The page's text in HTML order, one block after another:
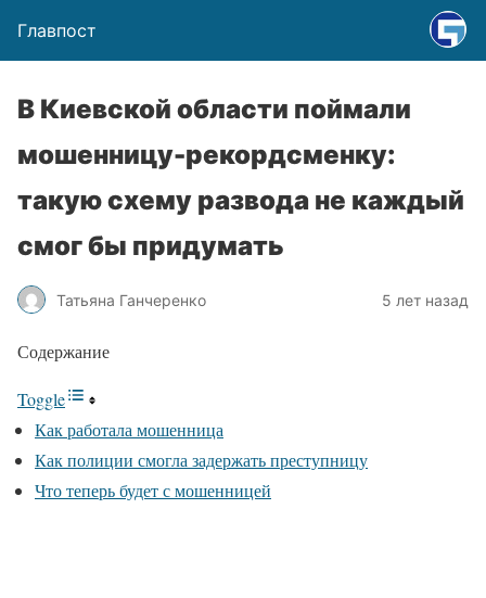
Главпост
В Киевской области поймали
мошенницу-рекордсменку:
такую схему развода не каждый
смог бы придумать
Татьяна Ганчеренко 5 лет назад
Содержание
Toggle
Как работала мошенница
Как полиции смогла задержать преступницу
Что теперь будет с мошенницей